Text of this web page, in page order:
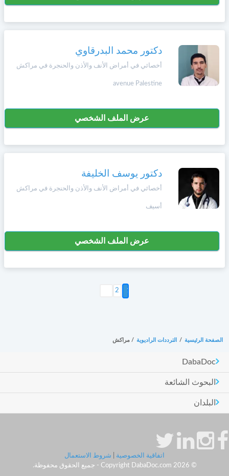
دكتور محمد البدرقاوي
أخصائي في أمراض الأنف والأذن والحنجرة في مراكش
avenue Palestine
عرض الملف الشخصي
دكتور يوسف الخليفة
أخصائي في أمراض الأنف والأذن والحنجرة في مراكش
أسيف
عرض الملف الشخصي
2التالي >
الصفحة الرئيسية / الترددات الراديوية / مراكش
DabaDoc
البحوث الشائعة
البلدان
اتفاقية الخصوصية
شروط الاستعمال
© Copyright DabaDoc.com 2026 - جميع الحقوق محفوظة.